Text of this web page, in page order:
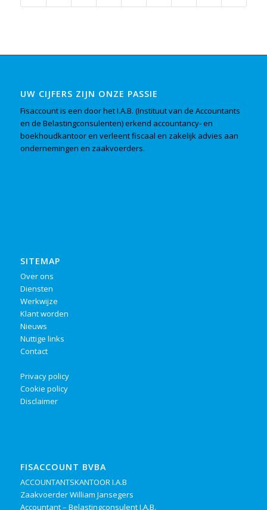
UW CIJFERS ZIJN ONZE PASSIE
Fisaccount is een door het I.A.B. (Instituut van de Accountants
en de Belastingconsulenten) erkend accountancy- en
boekhoudkantoor en verleent fiscaal en zakelijk advies aan
ondernemingen en zaakvoerders.
SITEMAP
Over ons
Diensten
Werkwijze
Klant worden
Nieuws
Nuttige links
Contact
Privacy policy
Cookie policy
Disclaimer
FISACCOUNT BVBA
ACCOUNTANTSKANTOOR I.A.B
Zaakvoerder William Jansegers
Accountant – Belastingconsulent I.A.B.